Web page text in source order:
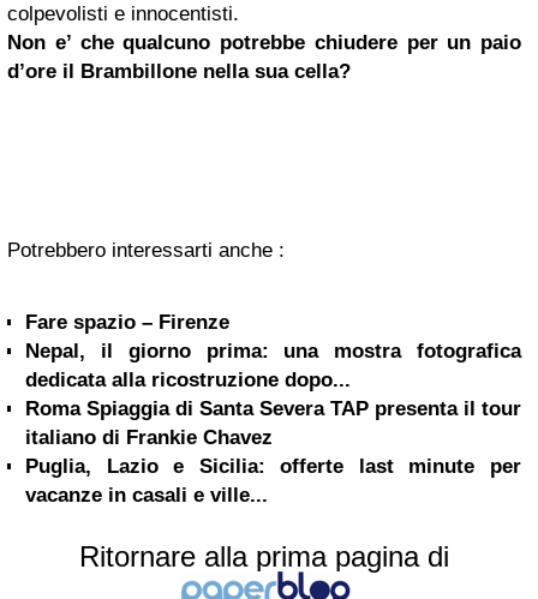
colpevolisti e innocentisti.
Non e’ che qualcuno potrebbe chiudere per un paio
d’ore il Brambillone nella sua cella?
Potrebbero interessarti anche :
Fare spazio – Firenze
Nepal, il giorno prima: una mostra fotografica
dedicata alla ricostruzione dopo...
Roma Spiaggia di Santa Severa TAP presenta il tour
italiano di Frankie Chavez
Puglia, Lazio e Sicilia: offerte last minute per
vacanze in casali e ville...
Ritornare alla prima pagina di